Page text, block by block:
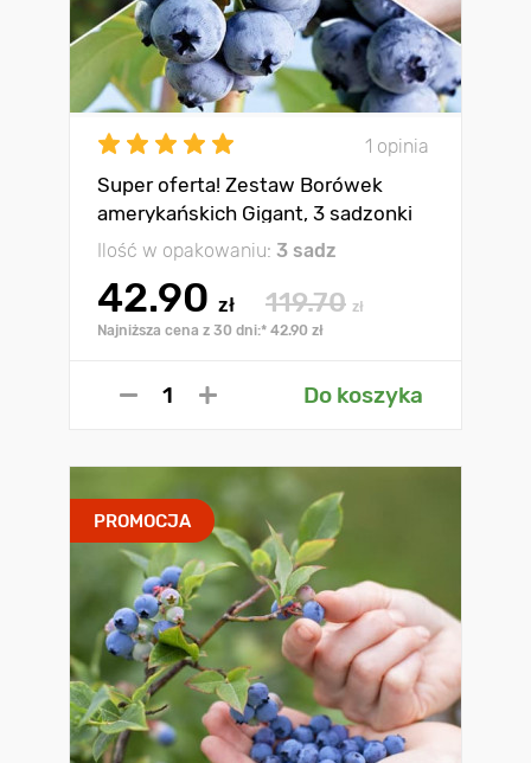
1 opinia
Super oferta! Zestaw Borówek
amerykańskich Gigant, 3 sadzonki
Ilość w opakowaniu: 3 sadz
42.90 zł 119.70 zł
Najniższa cena z 30 dni:* 42.90 zł
Do koszyka
PROMOCJA